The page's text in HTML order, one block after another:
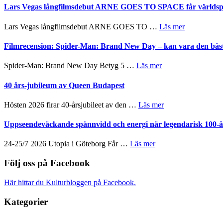
en
Chan
storform
med
kan
Mauri?
av
serie:
Svärtan
välgjort
unga
Lars Vegas långfilmsdebut ARNE GOES TO SPACE får
Lars Vegas långfilmsdebut ARNE GOES TO … Läs merom
Vegas
Toronto
Filmrecension: Spider-Man: Brand New Day – kan vara den
Spider-Man: Brand New Day Betyg 5 … Läs merom
New
–
40 års-jubileum av Queen Budapest
Hösten 2026 firar 40-årsjubileet av den … Läs merom
års-
jubileum
Uppseendeväckande spännvidd och energi när legendarisk
24-25/7 2026 Utopia i Göteborg Får … Läs merom
Följ oss på Facebook
Här hittar du Kulturbloggen på Facebook.
Kategorier